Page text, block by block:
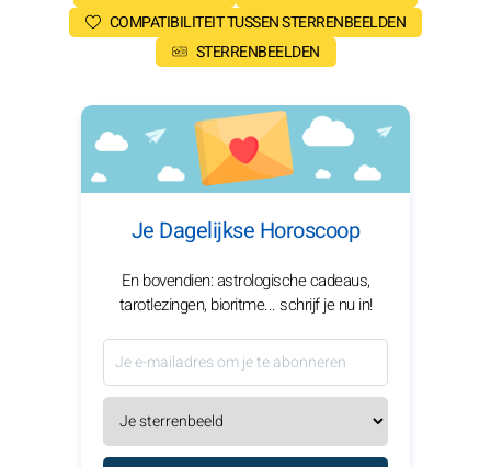
COMPATIBILITEIT TUSSEN STERRENBEELDEN
STERRENBEELDEN
Je Dagelijkse Horoscoop
En bovendien: astrologische cadeaus,
tarotlezingen, bioritme... schrijf je nu in!